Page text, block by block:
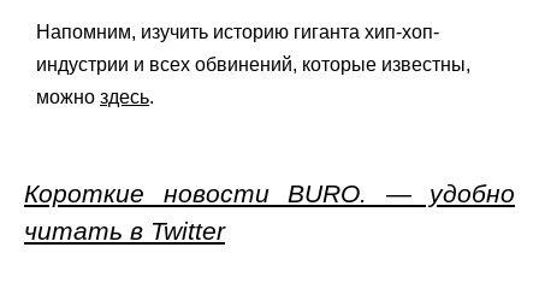
Напомним, изучить историю гиганта хип-хоп-
индустрии и всех обвинений, которые известны,
можно здесь.
Короткие новости BURO. — удобно
читать в Twitter